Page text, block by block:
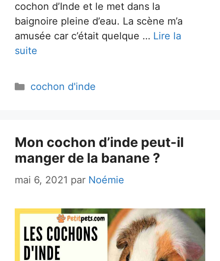
cochon d’Inde et le met dans la
baignoire pleine d’eau. La scène m’a
amusée car c’était quelque … Lire la
suite
Catégories
cochon d'inde
Mon cochon d’inde peut-il
manger de la banane ?
mai 6, 2021 par Noémie